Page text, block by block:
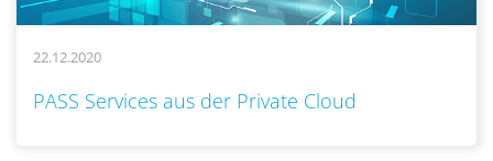
22.12.2020
PASS Services aus der Private Cloud